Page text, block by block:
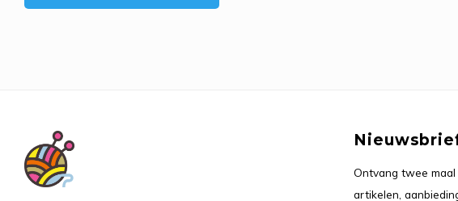
Ontvang twee
artikelen,